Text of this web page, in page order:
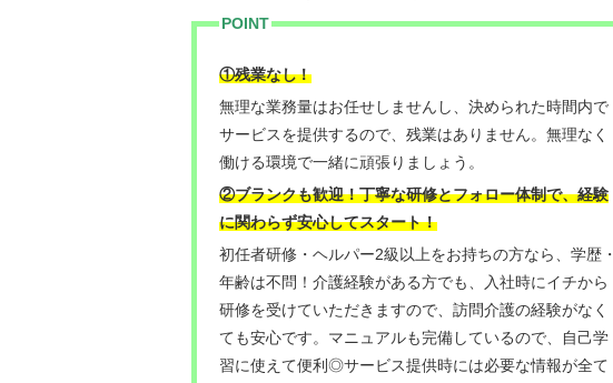
POINT
①残業なし！
無理な業務量はお任せしませんし、決められた時間内で
サービスを提供するので、残業はありません。無理なく
働ける環境で一緒に頑張りましょう。
②ブランクも歓迎！丁寧な研修とフォロー体制で、経験
に関わらず安心してスタート！
初任者研修・ヘルパー2級以上をお持ちの方なら、学歴・
年齢は不問！介護経験がある方でも、入社時にイチから
研修を受けていただきますので、訪問介護の経験がなく
ても安心です。マニュアルも完備しているので、自己学
習に使えて便利◎サービス提供時には必要な情報が全て